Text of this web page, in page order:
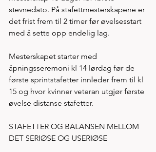
stevnedato. På stafettmesterskapene er
det frist frem til 2 timer før øvelsesstart
med å sette opp endelig lag.
Mesterskapet starter med
åpningsseremoni kl 14 lørdag før de
første sprintstafetter innleder frem til kl
15 og hvor kvinner veteran utgjør første
øvelse distanse stafetter.
STAFETTER OG BALANSEN MELLOM
DET SERIØSE OG USERIØSE